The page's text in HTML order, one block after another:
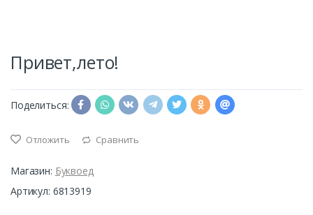
Привет,лето!
Поделиться:
Отложить Сравнить
Магазин: Буквоед
Артикул: 6813919